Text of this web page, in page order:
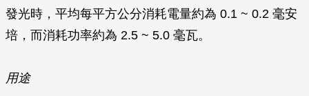
發光時，平均每平方公分消耗電量約為 0.1 ~ 0.2 毫安
培，而消耗功率約為 2.5 ~ 5.0 毫瓦。
用途